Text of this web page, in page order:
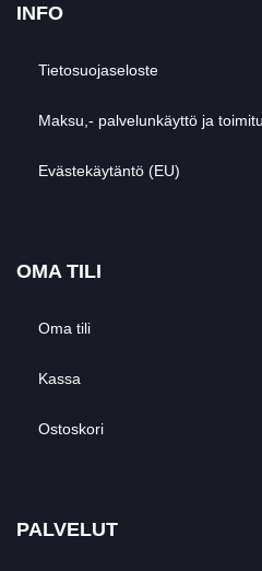
INFO
Tietosuojaseloste
Maksu,- palvelunkäyttö ja
Evästekäytäntö (EU)
OMA TILI
Oma tili
Kassa
Ostoskori
PALVELUT